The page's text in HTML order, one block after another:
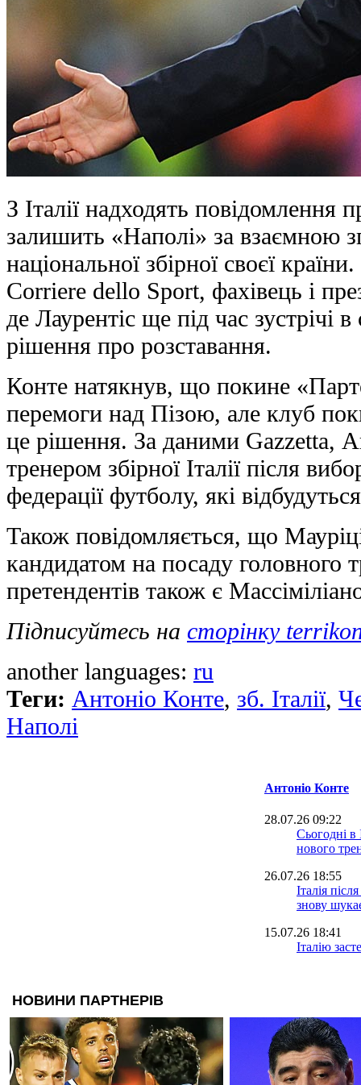
З Італії надходять
залишить «Наполі» за взаємною
національної збірної своєї
Corriere dello Sport, фахівець і
де Лаурентіс ще під час зустрічі
рішення про розставання.
Конте натякнув, що покине
перемоги над Пізою, але клуб
це рішення. За даними Gazzetta,
тренером збірної Італії після
федерації футболу, які
Також повідомляється, що
кандидатом на посаду головного
претендентів також є
Підписуйтесь на сторінку
another languages: ru
Теги: Антоніо Конте, зб. Італії,
Наполі
Антоніо Конте
28.07.26 09:22
Сьогодні в
нового
26.07.26 18:55
Італія
знову
15.07.26 18:41
Італію
Офіційно:
більше не
30.05.26 21:44
Де